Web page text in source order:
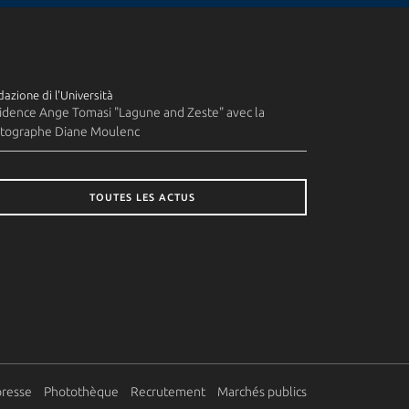
di l'Università
Ange Tomasi "Lagune and Zeste" avec la
Diane Moulenc
TOUTES LES ACTUS
Photothèque Recrutement Marchés publics